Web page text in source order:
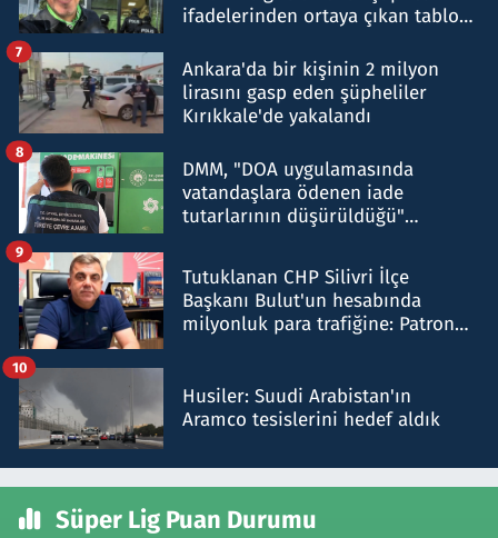
ifadelerinden ortaya çıkan tablo
Ankara'da bir kişinin 2 milyon
lirasını gasp eden şüpheliler
Kırıkkale'de yakalandı
7
DMM, "DOA uygulamasında
vatandaşlara ödenen iade
tutarlarının düşürüldüğü"
8
Tutuklanan CHP Silivri İlçe
Başkanı Bulut'un hesabında
milyonluk para trafiğine: Patron
9
Husiler: Suudi Arabistan'ın
Aramco tesislerini hedef aldık
10
Süper Lig Puan Durumu